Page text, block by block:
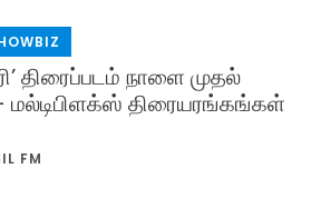
திரைப்படம் நாளை முதல்
மல்டிபிளக்ஸ் திரையரங்கங்கள்
FM